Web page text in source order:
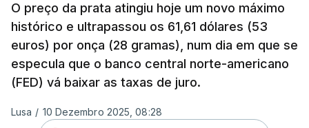
O preço da prata atingiu hoje um novo máximo
histórico e ultrapassou os 61,61 dólares (53
euros) por onça (28 gramas), num dia em que se
especula que o banco central norte-americano
(FED) vá baixar as taxas de juro.
Lusa / 10 Dezembro 2025, 08:28